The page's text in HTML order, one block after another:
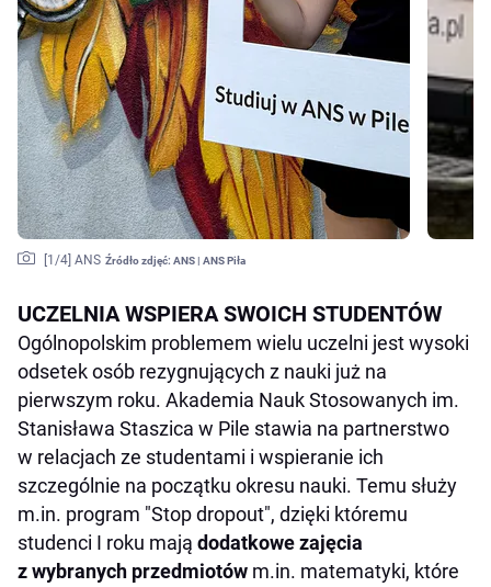
1 /4] ANS Źródło zdjęć: ANS | ANS Piła
UCZELNIA WSPIERA SWOICH STUDENTÓW
Ogólnopolskim problemem wielu uczelni jest wysoki
odsetek osób rezygnujących z nauki już na
pierwszym roku. Akademia Nauk Stosowanych im.
Stanisława Staszica w Pile stawia na partnerstwo
w relacjach ze studentami i wspieranie ich
szczególnie na początku okresu nauki. Temu służy
m.in. program "Stop dropout", dzięki któremu
studenci I roku mają dodatkowe zajęcia
z wybranych przedmiotów m.in. matematyki, które